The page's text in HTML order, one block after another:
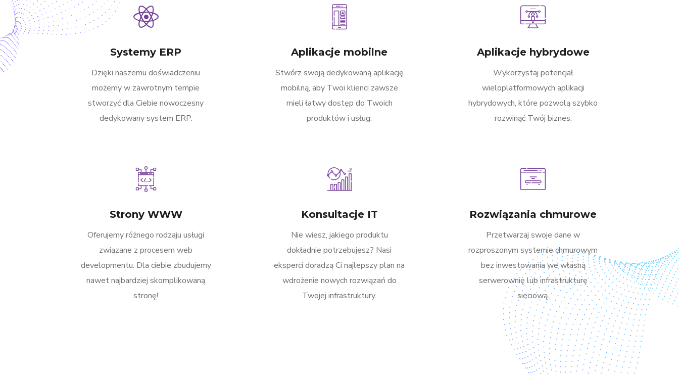
Systemy ERP
Dzięki naszemu doświadczeniu
możemy w zawrotnym tempie
stworzyć dla Ciebie nowoczesny
dedykowany system ERP.
Strony WWW
Oferujemy różnego rodzaju usługi
związane z procesem web
developmentu. Dla ciebie zbudujemy
nawet najbardziej skomplikowaną
stronę!
Aplikacje mobilne
Stwórz swoją dedykowaną aplikację
mobilną, aby Twoi klienci zawsze
mieli łatwy dostęp do Twoich
produktów i usług.
Konsultacje IT
Nie wiesz, jakiego produktu
dokładnie potrzebujesz? Nasi
eksperci doradzą Ci najlepszy plan na
wdrożenie nowych rozwiązań do
Twojej infrastruktury.
Aplikacje hybrydowe
Wykorzystaj potencjał
wieloplatformowych aplikacji
hybrydowych, które pozwolą szybko
rozwinąć Twój biznes.
Rozwiązania chmurowe
Przetwarzaj swoje dane w
rozproszonym systemie chmurowym
bez inwestowania we własną
serwerownię lub infrastrukturę
sieciową.